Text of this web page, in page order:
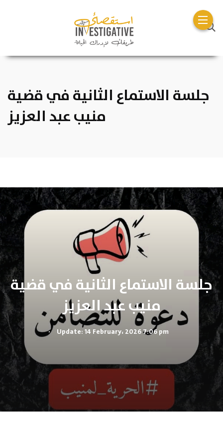
جلسة الاستماع الثانية في قضية
منيب عبد العزيز
جلسة الاستماع الثانية في قضية
منيب عبد العزيز
. Update: 14 February، 2026 7:06 pm